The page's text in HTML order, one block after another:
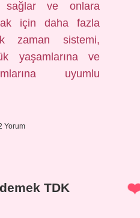
sağlar ve onlara
için daha fazla
zaman sistemi,
yaşamlarına ve
uyumlu
Yorum
TDK